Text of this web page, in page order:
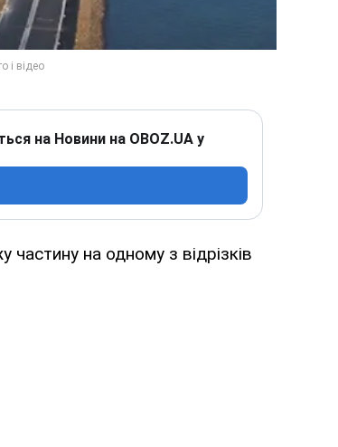
на Новини на OBOZ.UA у
на одному з відрізків